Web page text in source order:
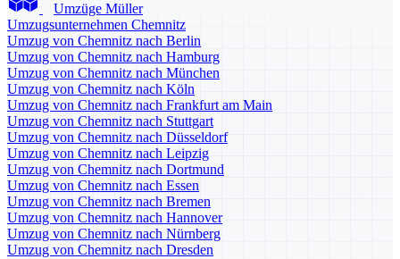
Umzüge Müller
Umzugsunternehmen Chemnitz
Umzug von Chemnitz nach Berlin
Umzug von Chemnitz nach Hamburg
Umzug von Chemnitz nach München
Umzug von Chemnitz nach Köln
Umzug von Chemnitz nach Frankfurt am Main
Umzug von Chemnitz nach Stuttgart
Umzug von Chemnitz nach Düsseldorf
Umzug von Chemnitz nach Leipzig
Umzug von Chemnitz nach Dortmund
Umzug von Chemnitz nach Essen
Umzug von Chemnitz nach Bremen
Umzug von Chemnitz nach Hannover
Umzug von Chemnitz nach Nürnberg
Umzug von Chemnitz nach Dresden